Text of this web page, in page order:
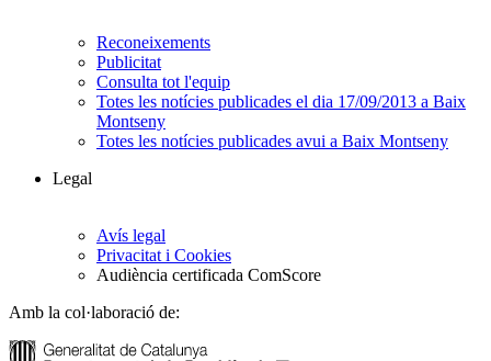
Reconeixements
Publicitat
Consulta tot l'equip
Totes les notícies publicades el dia 17/09/2013 a Baix
Montseny
Totes les notícies publicades avui a Baix Montseny
Legal
Avís legal
Privacitat i Cookies
Audiència certificada ComScore
Amb la col·laboració de: